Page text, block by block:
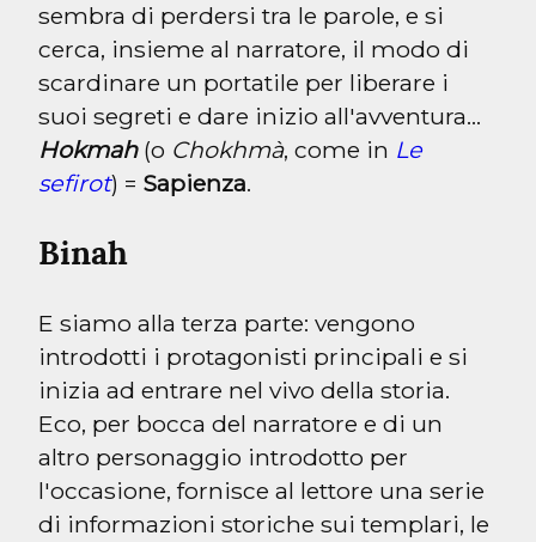
sembra di perdersi tra le parole, e si
cerca, insieme al narratore, il modo di
scardinare un portatile per liberare i
Hokmah (o Chokhmà, come in Le
sefirot) = Sapienza.
Binah
E siamo alla terza parte: vengono
introdotti i protagonisti principali e si
inizia ad entrare nel vivo della storia.
Eco, per bocca del narratore e di un
altro personaggio introdotto per
l'occasione, fornisce al lettore una serie
di informazioni storiche sui templari, le